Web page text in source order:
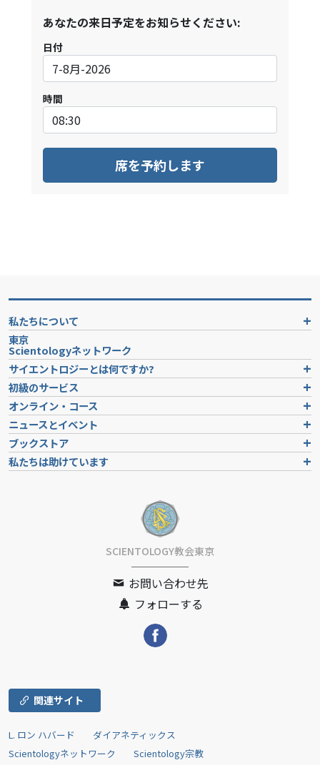
あなたの来日予定をお知らせください:
日付
時間
席を予約します
私たちについて
東京
Scientologyネットワーク
サイエントロジーとは何ですか?
初級のサービス
オンライン・コース
ニュースとイベント
ブックストア
私たちは助けています
SCIENTOLOGY教会東京
お問い合わせ先
フォローする
関連サイト
L. ロン ハバード
ダイアネティックス
Scientologyネットワーク
Scientology宗教